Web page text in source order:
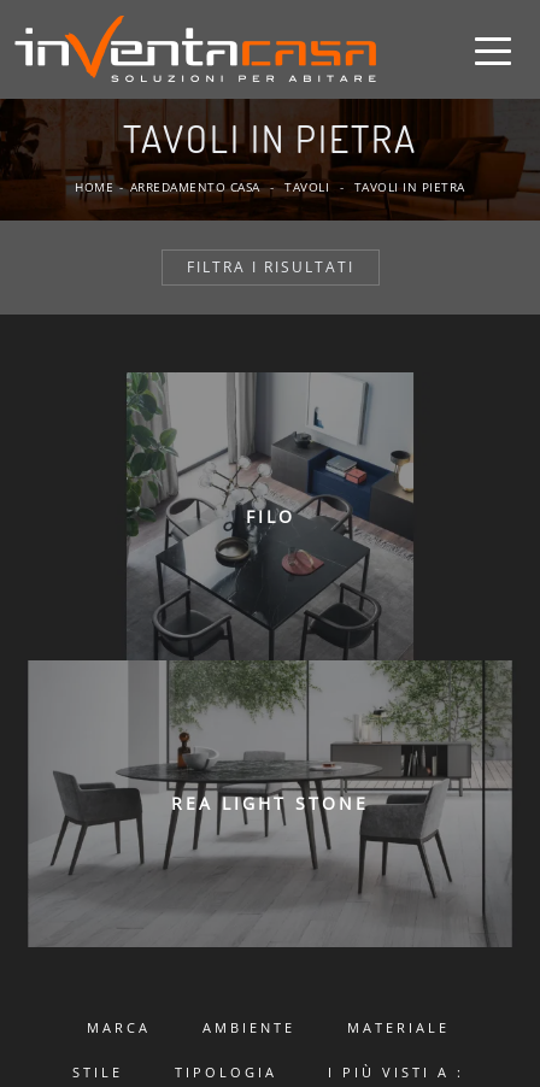
TAVOLI IN PIETRA
HOME - ARREDAMENTO CASA - TAVOLI - TAVOLI IN PIETRA
FILTRA I RISULTATI
FILO
REA LIGHT STONE
MARCA AMBIENTE MATERIALE
STILE TIPOLOGIA I PIÙ VISTI A :